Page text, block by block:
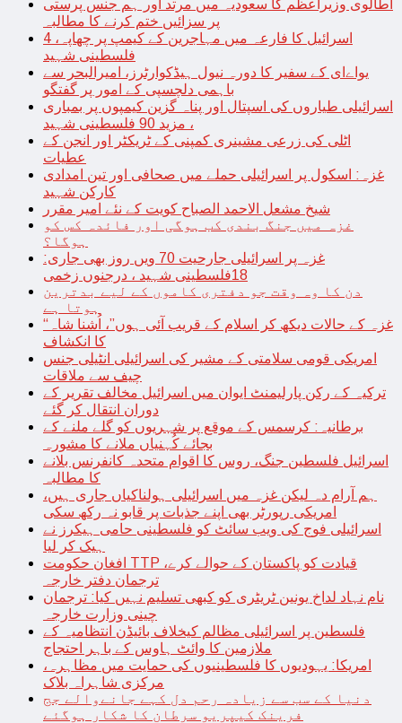
اطالوی وزیراعظم کا سعودیہ میں مرتد اور ہم جنس پرستی
پر سزائیں ختم کرنے کا مطالبہ
اسرائیل کا فارعہ میں مہاجرین کے کیمپ پر چھاپہ، 4
فلسطینی شہید
یواےای کے سفیر کا دورہ نیول ہیڈکوارٹرز، امیرالبحر سے
باہمی دلچسپی کے امور پر گفتگو
اسرائیلی طیاروں کی اسپتال اور پناہ گزین کیمپوں پر بمباری
، مزید 90 فلسطینی شہید
اٹلی کی زرعی مشینری کمپنی کے ٹریکٹر اور انجن کے
عطیات
غزہ: اسکول پر اسرائیلی حملے میں صحافی اور تین امدادی
کارکن شہید
شیخ مشعل الاحمد الصباح کویت کے نئے امیر مقرر
غزہ میں جنگ بندی کب ہوگی اور فائدہ کس کو
ہوگا؟
غزہ پر اسرائیلی جارحیت 70 ویں روز بھی جاری:
18فلسطینی شہید ، درجنوں زخمی
دن کا وہ وقت جو دفتری کاموں کے لیے بدترین
ہوتا ہے
“غزہ کے حالات دیکھ کر اسلام کے قریب آئی ہوں”، اُشنا شاہ
کا انکشاف
امریکی قومی سلامتی کے مشیر کی اسرائیلی انٹیلی جنس
چیف سے ملاقات
ترکیہ کے رکن پارلیمنٹ ایوان میں اسرائیل مخالف تقریر کے
دوران انتقال کر گئے
برطانیہ: کرسمس کے موقع پر شہریوں کو گلے ملنے کے
بجائے کُہنیاں ملانے کا مشورہ
اسرائیل فلسطین جنگ، روس کا اقوام متحدہ کانفرنس بلانے
کا مطالبہ
ہم آرام دہ لیکن غزہ میں اسرائیلی ہولناکیاں جاری ہیں،
امریکی رپورٹر بھی اپنے جذبات پر قابو نہ رکھ سکی
اسرائیلی فوج کی ویب سائٹ کو فلسطینی حامی ہیکرز نے
ہیک کر لیا
افغان حکومت TTP قیادت کو پاکستان کے حوالے کرے،
ترجمان دفتر خارجہ
نام نہاد لداخ یونین ٹریٹری کو کبھی تسلیم نہیں کیا: ترجمان
چینی وزارت خارجہ
فلسطین پر اسرائیلی مظالم کیخلاف بائیڈن انتظامیہ کے
ملازمین کا وائٹ ہاوس کے باہر احتجاج
امریکا: یہودیوں کا فلسطینیوں کی حمایت میں مظاہرہ،
مرکزی شاہراہ بلاک
دنیا کے سب سے زیادہ رحم دل کہے جانےوالے جج
فرینک کیپریو سرطان کا شکار ہوگئے